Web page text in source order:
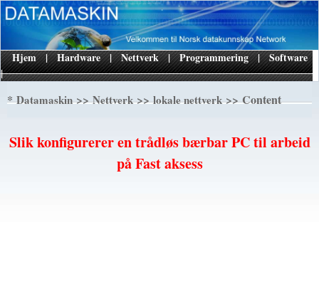
|
Hjem | Hardware | Nettverk | Programmering | Software
*Datamaskin>>Nettverk>>lokale nettverk>> Content
Slik konfigurerer en trådløs bærbar PC til arbeid
på Fast aksess